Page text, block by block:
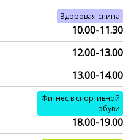
Здоровая спина
10.00-11.30
12.00-13.00
13.00-14.00
Фитнес в спортивной
обуви
18.00-19.00